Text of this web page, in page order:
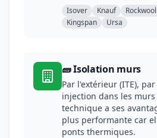
Isover Knauf Rockwool
Kingspan
Ursa
🧱 Isolation murs
Par l'extérieur (ITE),
injection dans les
technique a ses
plus performante car
ponts thermiques.